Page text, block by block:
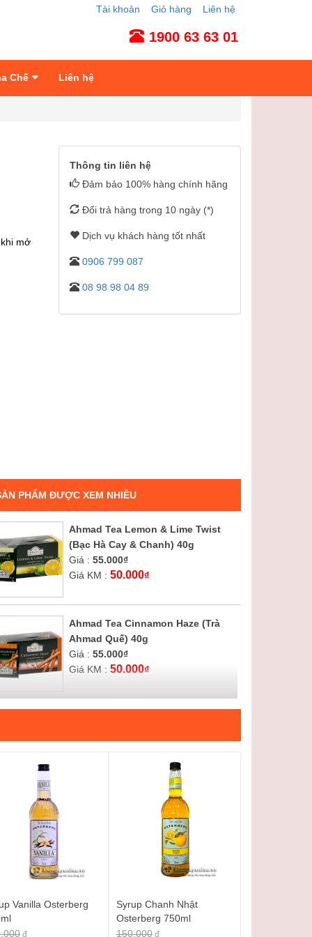
Liên hệ
Giỏ hàng
Tài khoản
1900 63 63 01
Chế Liên hệ
mở
Thông tin liên hệ
Đảm bảo 100% hàng chính hãng
Đổi trả hàng trong 10 ngày (*)
Dịch vụ khách hàng tốt nhất
0906 799 087
08 98 98 04 89
PHẨM ĐƯỢC XEM NHIỀU
Ahmad Tea Lemon & Lime Twist
(Bạc Hà Cay & Chanh) 40g
Giá : 55.000₫
Giá KM : 50.000₫
Ahmad Tea Cinnamon Haze (Trà
Ahmad Quế) 40g
Giá : 55.000₫
Giá KM : 50.000₫
Ahmad Tea Blackcurrant Brust (Trà
Syrup Teisseire Rose 70cl
210.000₫
Vanilla Osterberg
đ
Syrup Chanh Nhật
Osterberg 750ml
150.000 đ